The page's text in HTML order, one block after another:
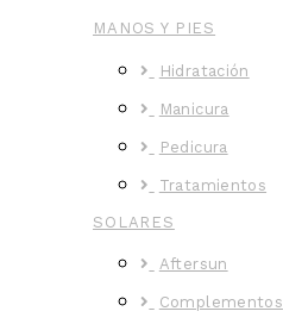
MANOS Y PIES
Hidratación
Manicura
Pedicura
Tratamientos
SOLARES
Aftersun
Complementos